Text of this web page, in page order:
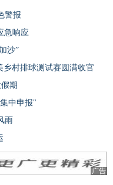
警报
急响应
沙”
乡村排球测试赛圆满收官
期
中申报"
雨
广告